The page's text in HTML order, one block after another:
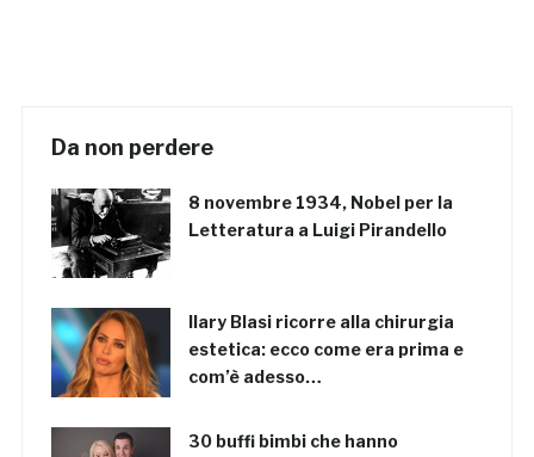
Da non perdere
8 novembre 1934, Nobel per la
Letteratura a Luigi Pirandello
Ilary Blasi ricorre alla chirurgia
estetica: ecco come era prima e
com’è adesso…
30 buffi bimbi che hanno